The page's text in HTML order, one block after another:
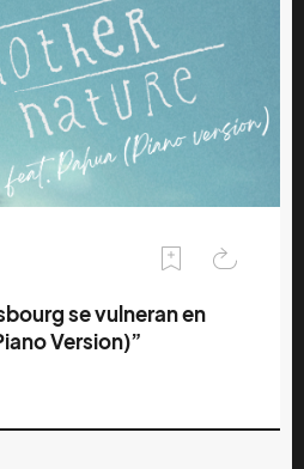
se vulneran en
Version)”